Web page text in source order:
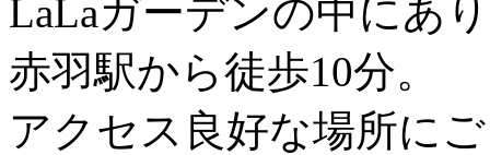
LaLaガーデンの中にあ
赤羽駅から徒歩10分。
アクセス良好な場所に